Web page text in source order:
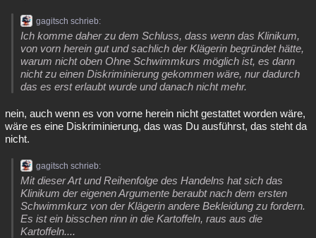
gagitsch schrieb:
Ich komme daher zu dem Schluss, dass wenn das Klinikum,
von vorn herein gut und sachlich der Klägerin begründet hätte,
warum nicht oben Ohne Schwimmkurs möglich ist, es dann
nicht zu einen Diskriminierung gekommen wäre, nur dadurch
das es erst erlaubt wurde und danach nicht mehr.
nein, auch wenn es von vorne herein nicht gestattet worden wäre,
wäre es eine Diskriminierung, das was Du ausführst, das steht da
nicht.
gagitsch schrieb:
Mit dieser Art und Reihenfolge des Handelns hat sich das
Klinikum der eigenen Argumente beraubt nach dem ersten
Schwimmkurz von der Klägerin andere Bekleidung zu fordern.
Es ist ein bisschen rinn in die Kartoffeln, raus aus die
Kartoffeln....